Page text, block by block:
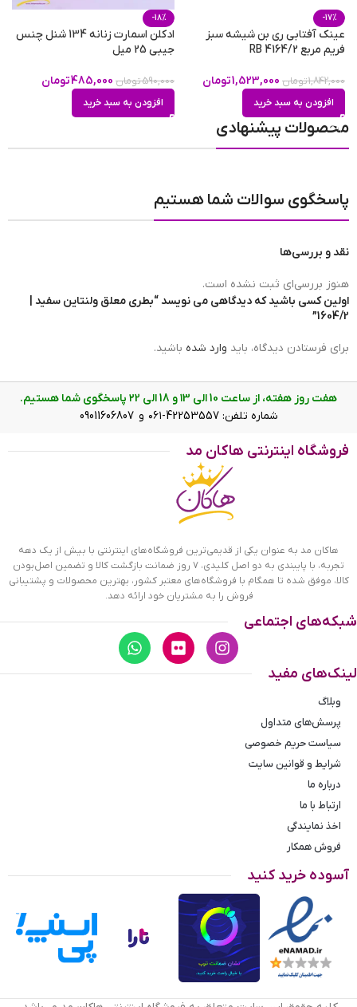
بطری معلق ولنتاین سفید نمای خوابیده
-17%
عینک آفتابی ری بن شیشه سبز
فریم مربع RB 4164/2
1,842,000تومان 1,523,000تومان
افزودن به سبد خرید
-18%
ادکلن اسمارت زنانه 134 شنل چنس
جیبی 25 میل
590,000تومان 485,000تومان
افزودن به سبد خرید
محصولات پیشنهادی
پاسخگوی سوالات شما هستیم
نقد و بررسی‌ها
هنوز بررسی‌ای ثبت نشده است.
اولین کسی باشید که دیدگاهی می نویسد “بطری معلق ولنتاین سفید |
1604/2”
برای فرستادن دیدگاه، باید وارد شده باشید.
هفت روز هفته، از ساعت 10 الی ۱3 و 18 الی ۲2 پاسخگوی شما هستیم.
شماره تلفن: 42253557-۰۶۱ و 09011606807
فروشگاه اینترنتی هاکان مد
هاکان مد به عنوان یکی از قدیمی‌ترین فروشگاه‌های اینترنتی با بیش از یک دهه
تجربه، با پایبندی به دو اصل کلیدی، ۷ روز ضمانت بازگشت کالا و تضمین اصل‌بودن
کالا، موفق شده تا همگام با فروشگاه‌های معتبر کشور، بهترین محصولات و پشتیبانی
فروش را به مشتریان خود ارائه دهد.
شبکه‌های اجتماعی
لینک‌های مفید
وبلاگ
پرسش‌های متداول
سیاست حریم خصوصی
شرایط و قوانین سایت
درباره ما
ارتباط با ما
اخذ نمایندگی
فروش همکار
آسوده خرید کنید